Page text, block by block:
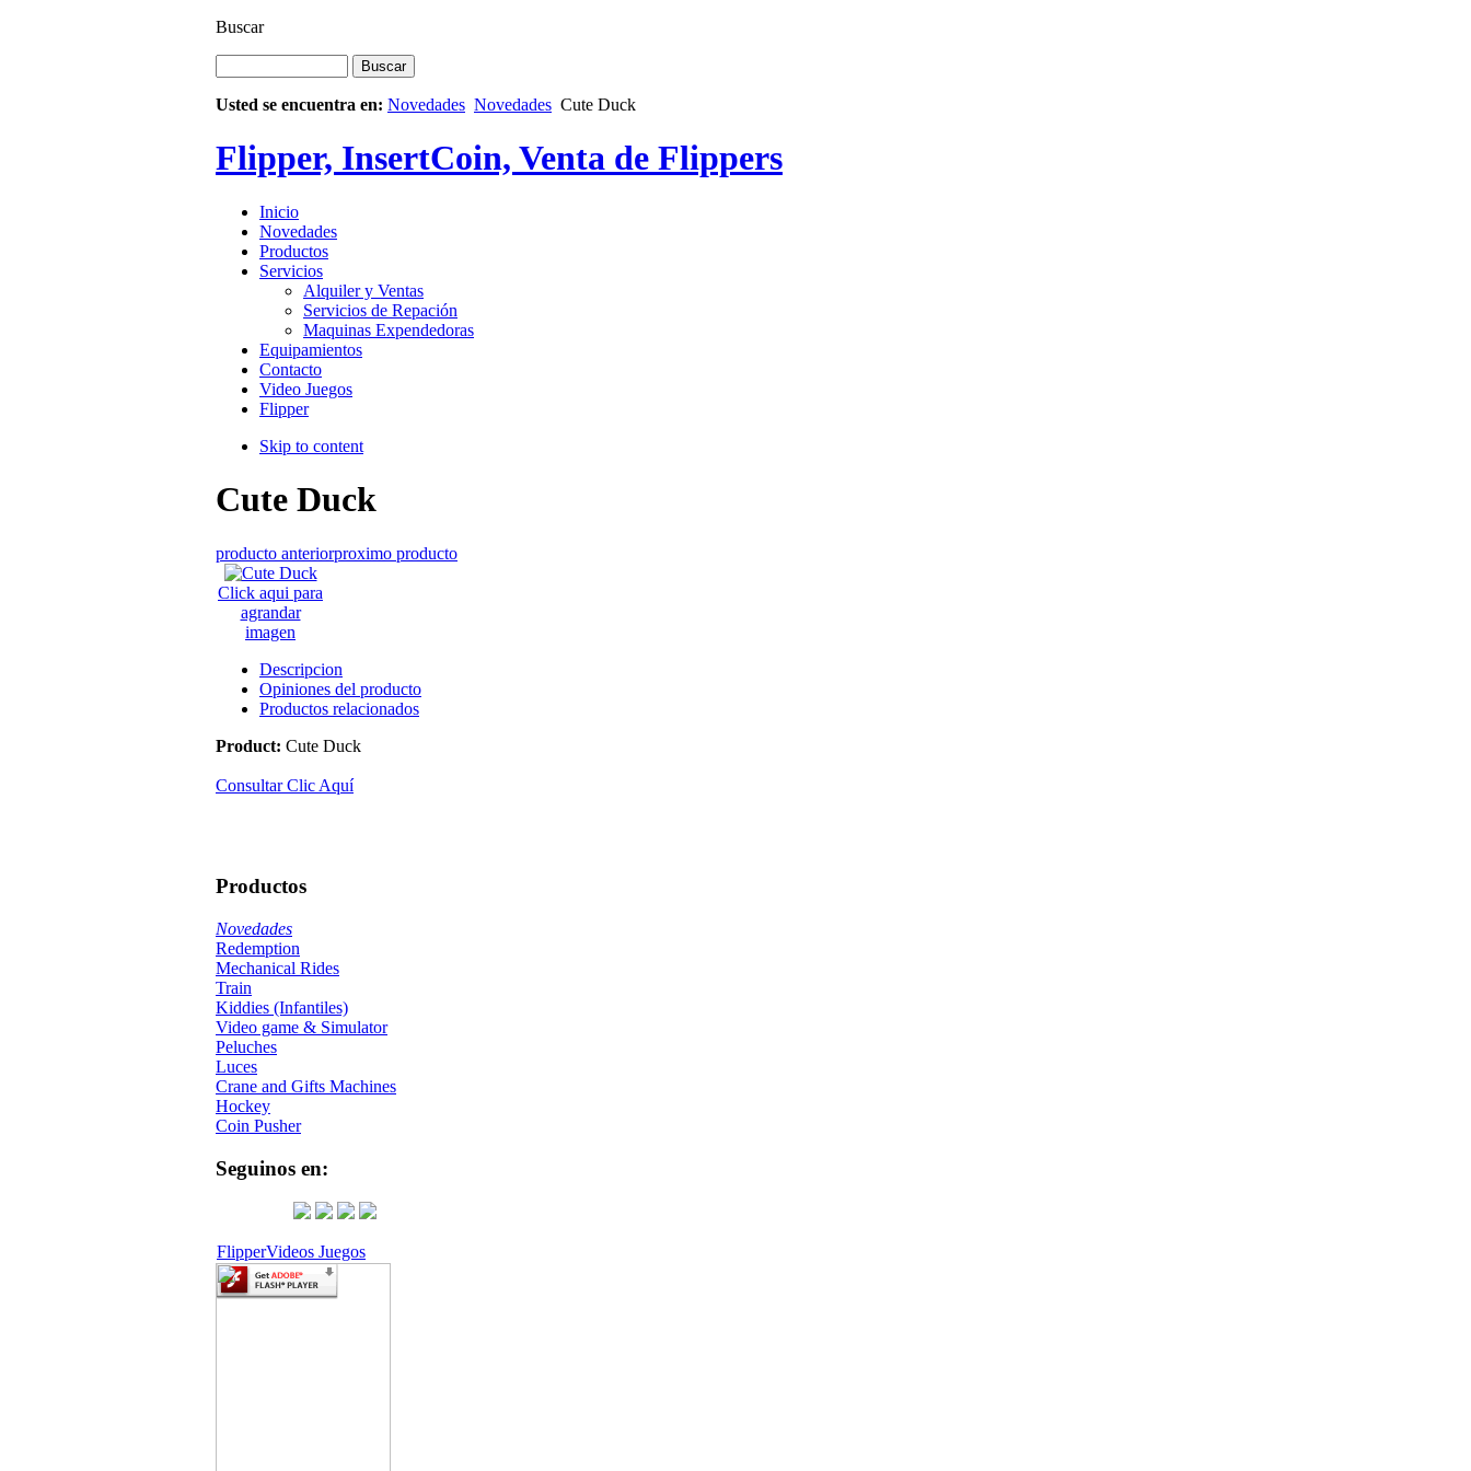
Buscar
Usted se encuentra en: Novedades Novedades Cute Duck
Flipper, InsertCoin, Venta de Flippers
Inicio
Novedades
Productos
Servicios
Alquiler y Ventas
Servicios de Repación
Maquinas Expendedoras
Equipamientos
Contacto
Video Juegos
Flipper
Skip to content
Cute Duck
producto anteriorproximo producto
Click aqui para
agrandar
imagen
Descripcion
Opiniones del producto
Productos relacionados
Product: Cute Duck
Consultar Clic Aquí
Productos
Novedades
Redemption
Mechanical Rides
Train
Kiddies (Infantiles)
Video game & Simulator
Peluches
Luces
Crane and Gifts Machines
Hockey
Coin Pusher
Seguinos en:
FlipperVideos Juegos